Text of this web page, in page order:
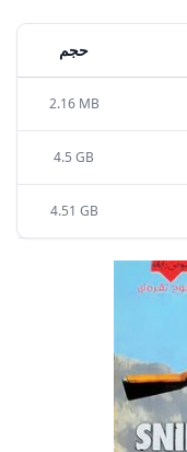
حجم
2.16 MB
4.5 GB
4.51 GB